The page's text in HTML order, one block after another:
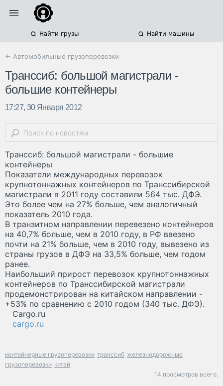
Найти грузы Найти машины
← Автомобильные грузоперевозки
Транссиб: большой магистрали -
большие контейнеры
17:27, 30 Января 2012
Транссиб: большой магистрали - большие
контейнеры
Показатели международных перевозок
крупнотоннажных контейнеров по Транссибирской
магистрали в 2011 году составили 564 тыс. ДФЭ.
Это более чем на 27% больше, чем аналогичный
показатель 2010 года.
В транзитном направлении перевезено контейнеров
на 40,7% больше, чем в 2010 году, в РФ ввезено
почти на 21% больше, чем в 2010 году, вывезено из
страны грузов в ДФЭ на 33,5% больше, чем годом
ранее.
Наибольший прирост перевозок крупнотоннажных
контейнеров по Транссибирской магистрали
продемонстрирован на китайском направлении -
+53% по сравнению с 2010 годом (340 тыс. ДФЭ).
Cargo.ru
cargo.ru
контейнерные грузоперевозки транссиб железнодорожные
грузоперевозки китай
14 просмотров всего.